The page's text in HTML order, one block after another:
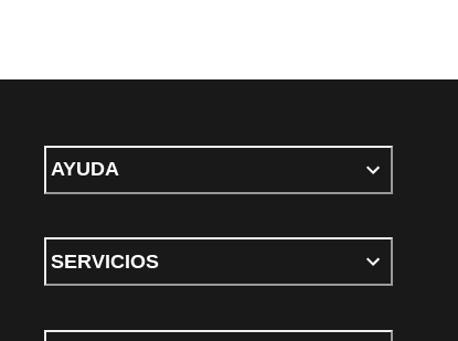
AYUDA
SERVICIOS